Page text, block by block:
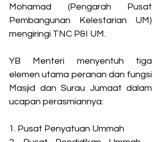
Mohamad (Pengarah Pusat
Pembangunan Kelestarian UM)
mengiringi TNC P&I UM.
YB Menteri menyentuh tiga
elemen utama peranan dan fungsi
Masjid dan Surau Jumaat dalam
ucapan perasmiannya:
1. Pusat Penyatuan Ummah